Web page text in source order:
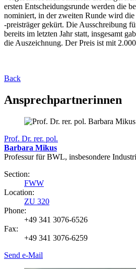
ersten Entscheidungsrunde werden die
nominiert, in der zweiten Runde wird
-preisträger gekürt. Die Ausschreibung
bereits im letzten Jahr statt, insgesamt
die Auszeichnung. Der Preis ist mit
Back
Ansprechpartnerinnen
Prof. Dr. rer. pol.
Barbara Mikus
Professur für BWL, insbesondere
Section:
FWW
Location:
ZU 320
Phone:
+49 341 3076-6526
Fax:
+49 341 3076-6259
Send e-Mail